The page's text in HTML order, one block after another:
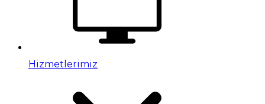
Hizmetlerimiz